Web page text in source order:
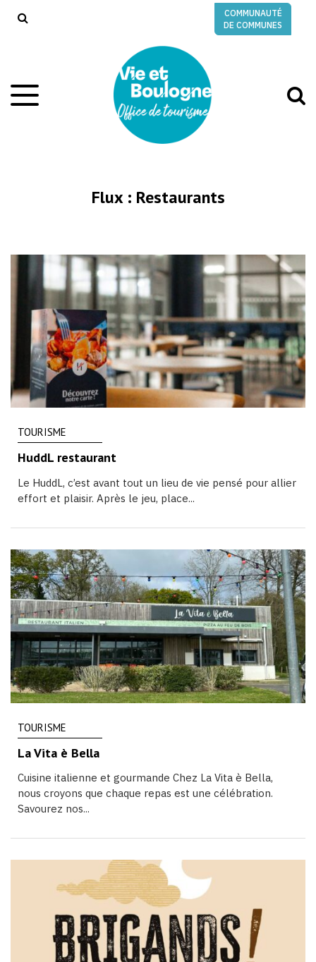
COMMUNAUTÉ
DE COMMUNES
Aller
à
Flux : Restaurants
TOURISME
HuddL restaurant
Le HuddL, c’est avant tout un lieu de vie pensé pour allier
effort et plaisir. Après le jeu, place...
TOURISME
La Vita è Bella
Cuisine italienne et gourmande Chez La Vita è Bella,
nous croyons que chaque repas est une célébration.
Savourez nos...